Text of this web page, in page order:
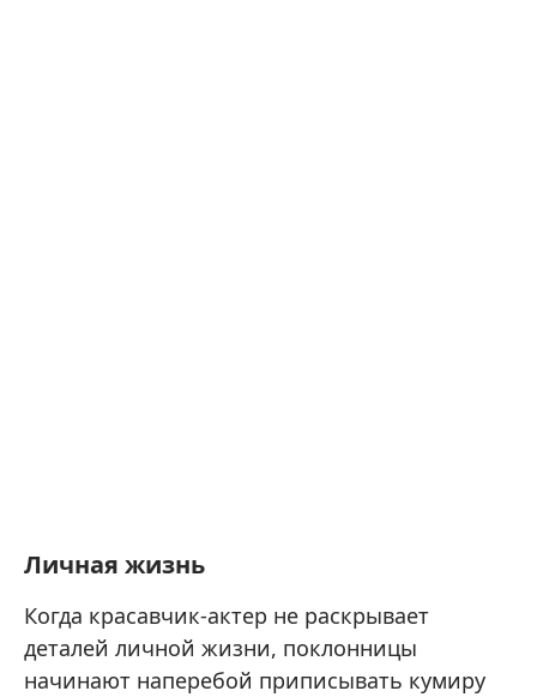
Личная жизнь
Когда красавчик-актер не раскрывает
деталей личной жизни, поклонницы
начинают наперебой приписывать кумиру